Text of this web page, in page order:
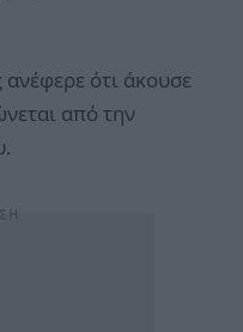
ότι άκουσε
από την